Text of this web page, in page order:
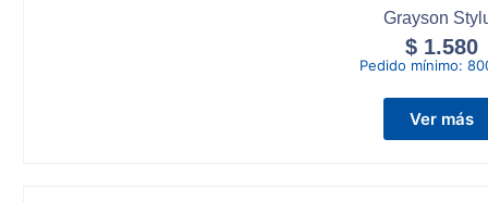
Grayson
$ 1.580
Pedido mínimo:
Ver más